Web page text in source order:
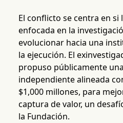
El conflicto se centra en si
enfocada en la
evolucionar hacia una
la ejecución. El
propuso públicamente
independiente alineada
$1,000 millones, para
captura de valor, un
la Fundación.